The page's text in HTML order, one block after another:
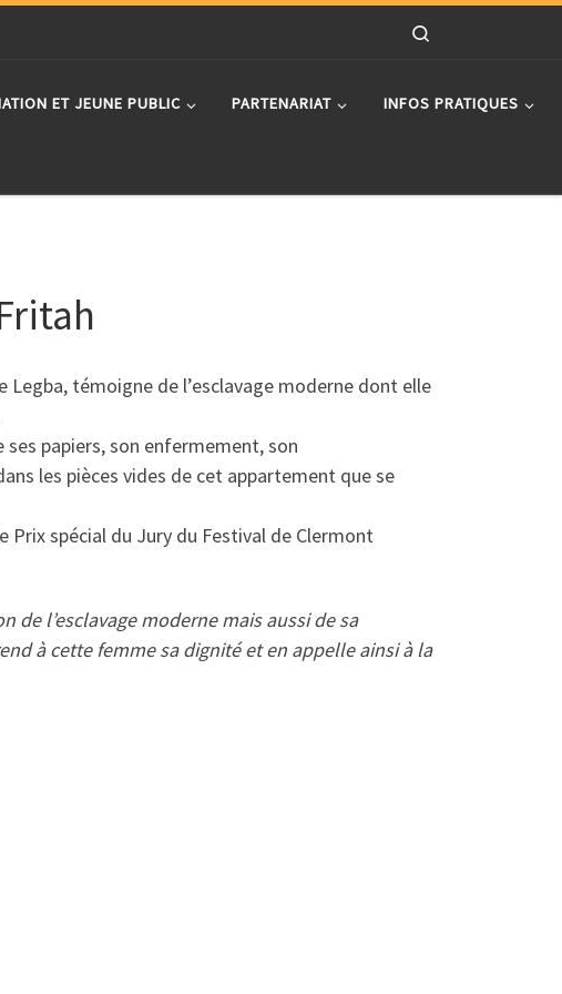
ET JEUNE PUBLIC PARTENARIAT INFOS PRATIQUES
témoigne de l’esclavage moderne dont elle
papiers, son enfermement, son
les pièces vides de cet appartement que se
spécial du Jury du Festival de Clermont
de l’esclavage moderne mais aussi de sa
à cette femme sa dignité et en appelle ainsi à la